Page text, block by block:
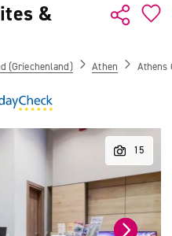
&
(Griechenland) Athen Athens